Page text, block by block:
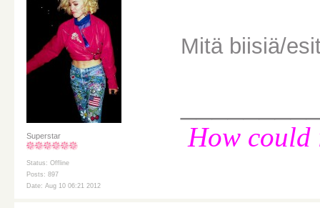
Superstar
Status: Offline
Posts: 897
Date: Aug 10 06:21 2012
Mitä biisiä/
How could